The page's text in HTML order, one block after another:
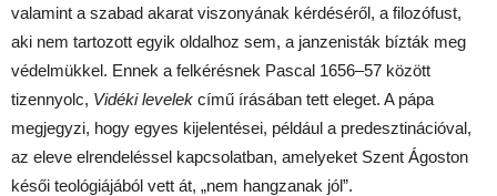
valamint a szabad akarat viszonyának kérdéséről, a filozófust,
aki nem tartozott egyik oldalhoz sem, a janzenisták bízták meg
védelmükkel. Ennek a felkérésnek Pascal 1656–57 között
tizennyolc, Vidéki levelek című írásában tett eleget. A pápa
megjegyzi, hogy egyes kijelentései, például a predesztinációval,
az eleve elrendeléssel kapcsolatban, amelyeket Szent Ágoston
késői teológiájából vett át, „nem hangzanak jól”.